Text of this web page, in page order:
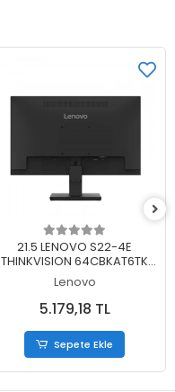
Sepete Ekle
21.5 LENOVO S22-4E
THINKVISION 64CBKAT6TK
FHD 4MS 100HZ HDMI+VGA
WLED MONITOR (3 YIL
GARANTİ)
Lenovo
5.179,18 TL
Sepete Ekle